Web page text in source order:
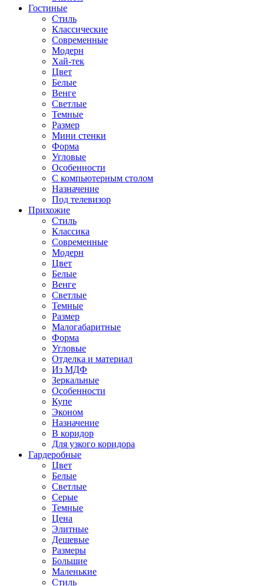
Гостиные
Стиль
Классические
Современные
Модерн
Хай-тек
Цвет
Белые
Венге
Светлые
Темные
Размер
Мини стенки
Форма
Угловые
Особенности
С компьютерным столом
Назначение
Под телевизор
Прихожие
Стиль
Классика
Современные
Модерн
Цвет
Белые
Венге
Светлые
Темные
Размер
Малогабаритные
Форма
Угловые
Отделка и материал
Из МДФ
Зеркальные
Особенности
Купе
Эконом
Назначение
В коридор
Для узкого коридора
Гардеробные
Цвет
Белые
Светлые
Серые
Темные
Цена
Элитные
Дешевые
Размеры
Большие
Маленькие
Стиль